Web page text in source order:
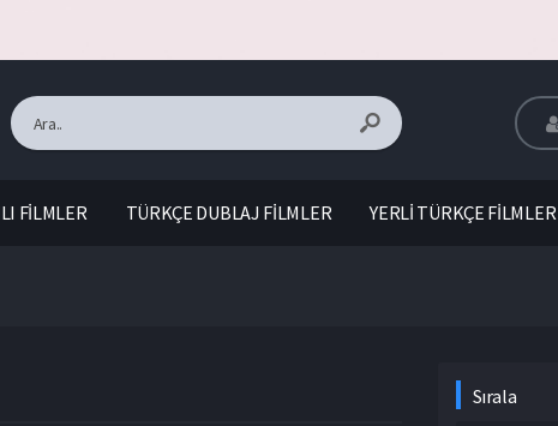
FİLMLER TÜRKÇE DUBLAJ FİLMLER YERLİ TÜRKÇE FİLMLER
Sırala